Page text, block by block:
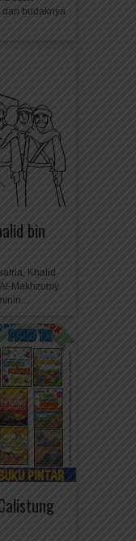
budaknya
bin
Khalid
Makhzumy